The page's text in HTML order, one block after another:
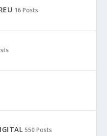
16 Posts
550 Posts